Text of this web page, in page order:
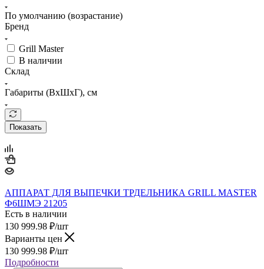
По умолчанию (возрастание)
Бренд
Grill Master
В наличии
Склад
Габариты (ВхШхГ), см
Показать
АППАРАТ ДЛЯ ВЫПЕЧКИ ТРДЕЛЬНИКА GRILL MASTER
Ф6ШМЭ 21205
Есть в наличии
130 999.98 ₽/шт
Варианты цен
130 999.98 ₽/шт
Подробности